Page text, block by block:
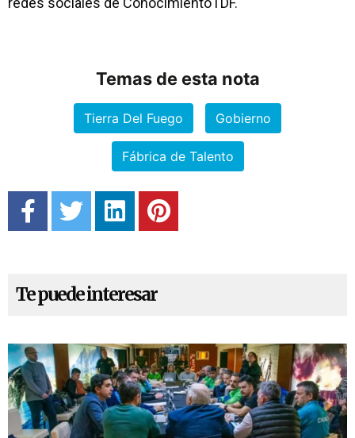
Temas de esta nota
Tierra Del Fuego Gobierno
Fábrica de Talento
Te puede interesar